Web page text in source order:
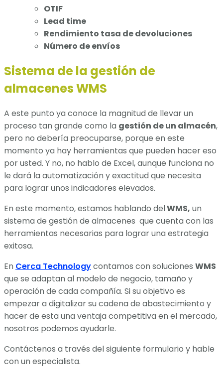
OTIF
Lead time
Rendimiento tasa de devoluciones
Número de envíos
Sistema de la gestión de
almacenes WMS
A este punto ya conoce la magnitud de llevar un
proceso tan grande como la gestión de un almacén,
pero no debería preocuparse, porque en este
momento ya hay herramientas que pueden hacer eso
por usted. Y no, no hablo de Excel, aunque funciona no
le dará la automatización y exactitud que necesita
para lograr unos indicadores elevados.
En este momento, estamos hablando delWMS, un
sistema de gestión de almacenes que cuenta con las
herramientas necesarias para lograr una estrategia
exitosa.
En Cerca Technologycontamos con soluciones WMS
que se adaptan al modelo de negocio, tamaño y
operación de cada compañía. Si su objetivo es
empezar a digitalizar su cadena de abastecimiento y
hacer de esta una ventaja competitiva en el mercado,
nosotros podemos ayudarle.
Contáctenos a través del siguiente formulario y hable
con un especialista.